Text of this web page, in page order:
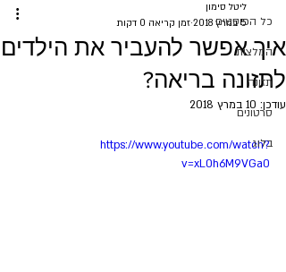
כל הפוסטים
המלצות
תזונה
סרטונים
בלוג
איך אפשר להעביר את הילדים
לתזונה בריאה?
ליטל סימון
5 במרץ 2018
זמן קריאה 0 דקות
עודכן: 10 במרץ 2018
https://www.youtube.com/watch?
v=xL0h6M9VGa0